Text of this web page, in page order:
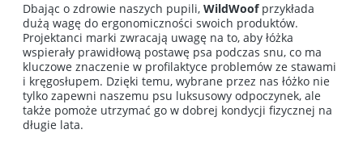
Dbając o zdrowie naszych pupili, WildWoofprzykłada
dużą wagę do ergonomiczności swoich produktów.
Projektanci marki zwracają uwagę na to, aby łóżka
wspierały prawidłową postawę psa podczas snu, co ma
kluczowe znaczenie w profilaktyce problemów ze stawami
i kręgosłupem. Dzięki temu, wybrane przez nas łóżko nie
tylko zapewni naszemu psu luksusowy odpoczynek, ale
także pomoże utrzymać go w dobrej kondycji fizycznej na
długie lata.